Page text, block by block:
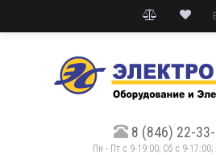
8 (846) 22-
Пн - Пт с 9-19:00; Cб с 9-